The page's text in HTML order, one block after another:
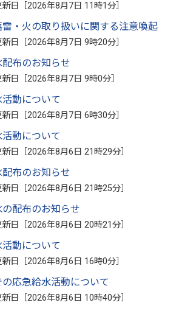
新日［2026年8月7日 11時1分
・火の取り扱いに関する注意喚起
新日［2026年8月7日 9時20分
布のお知らせ
新日［2026年8月7日 9時0分
動について
新日［2026年8月7日 6時30分
動について
新日［2026年8月6日 21時29分
布のお知らせ
新日［2026年8月6日 21時25分
配布のお知らせ
新日［2026年8月6日 20時21分
動について
新日［2026年8月6日 16時0分
応急給水活動について
新日［2026年8月6日 10時40分
8月7日更新
】「八代市ＡＩオンデマンド交通実証運行
8月7日更新 令和８年熊本地震に伴う八代
月1日更新 10月1日からバス・乗合タクシ
月7日更新
【中止】「八代市ＡＩオンデマ
ロポーザルの中止」について
月6日更新 【肥薩おれんじ鉄道】「おれん
月30日更新 令和8年度第1回八代市地域公共
6月30日更新 【肥薩おれんじ鉄道】企画列車
月23日更新 八代市乗合タクシー免許返納者